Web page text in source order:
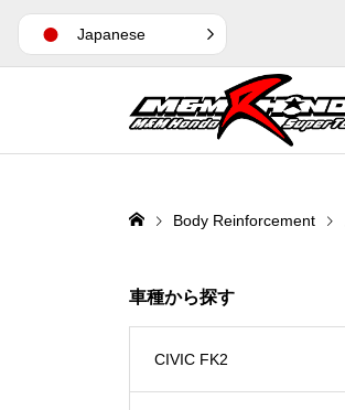
Body Reinforcement
車種から探す
CIVIC FK2
Japanese